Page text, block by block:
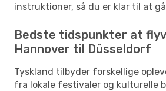
instruktioner, så du er klar til at
Bedste tidspunkter at
Hannover til Düsseldorf
Tyskland tilbyder forskellige
fra lokale festivaler og kulturelle